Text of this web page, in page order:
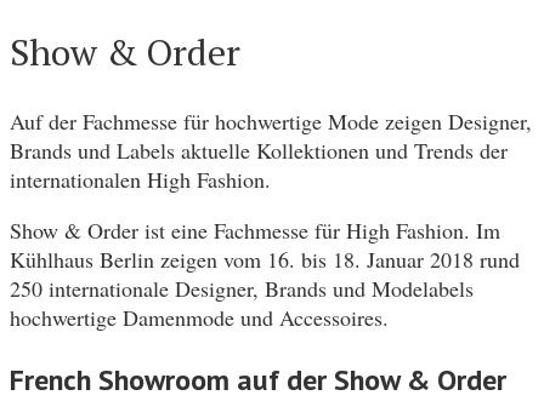
Show & Order
Auf der Fachmesse für hochwertige Mode zeigen Designer,
Brands und Labels aktuelle Kollektionen und Trends der
internationalen High Fashion.
Show & Order ist eine Fachmesse für High Fashion. Im
Kühlhaus Berlin zeigen vom 16. bis 18. Januar 2018 rund
250 internationale Designer, Brands und Modelabels
hochwertige Damenmode und Accessoires.
French Showroom auf der Show & Order